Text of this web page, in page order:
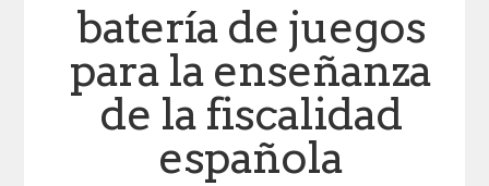
batería de juegos
para la enseñanza
de la fiscalidad
española